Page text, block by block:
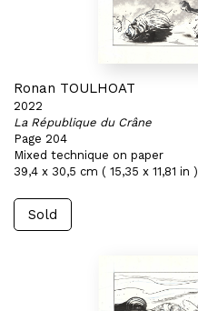
Ronan TOULHOAT
2022
La République du Crâne
Page 204
Mixed technique on paper
39,4 x 30,5 cm ( 15,35 x 11,81 in )
Sold